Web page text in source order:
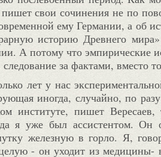
свои сочинения не по
ему Германии, а об
историю Древнего
А потому что эмпирические
за фактами, вместо
лет у нас
иногда, случайно, по
институте, пишет
я уже был ассистентом. Он
железную в горло. Я,
- он уходит из